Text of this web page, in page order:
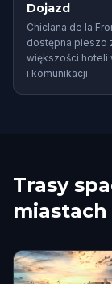
Dojazd
Chiclana de la
dostępna pieszo
większości hoteli
i komunikacji.
Trasy
miastach